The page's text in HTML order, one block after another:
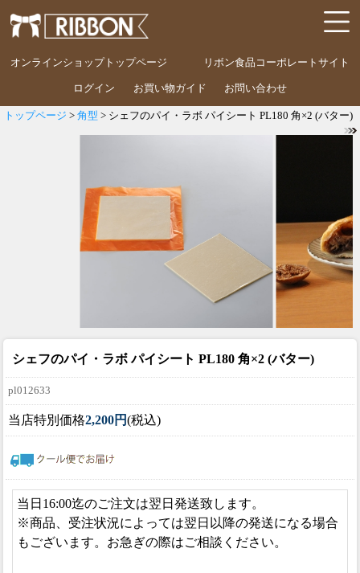
オンラインショップトップページ リボン食品コーポレートサイト
ログイン お買い物ガイド お問い合わせ
トップページ > 角型 > シェフのパイ・ラボ パイシート PL180 角×2 (バター)
シェフのパイ・ラボ パイシート PL180 角×2 (バター)
pl012633
当店特別価格2,200円(税込)
当日16:00迄のご注文は翌日発送致します。
※商品、受注状況によっては翌日以降の発送になる場合
もございます。お急ぎの際はご相談ください。